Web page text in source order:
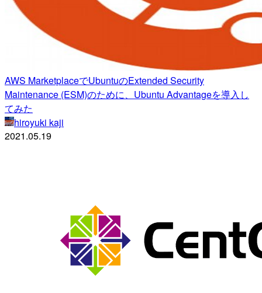
AWS MarketplaceでUbuntuのExtended Security
Maintenance (ESM)のために、Ubuntu Advantageを導入し
てみた
hiroyuki kaji
2021.05.19